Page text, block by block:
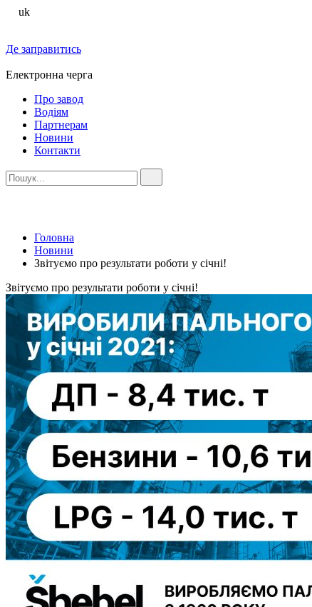
uk
Де заправитись
Електронна черга
Про завод
Водіям
Партнерам
Новини
Контакти
Головна
Новини
Звітуємо про результати роботи у січні!
Звітуємо про результати роботи у січні!